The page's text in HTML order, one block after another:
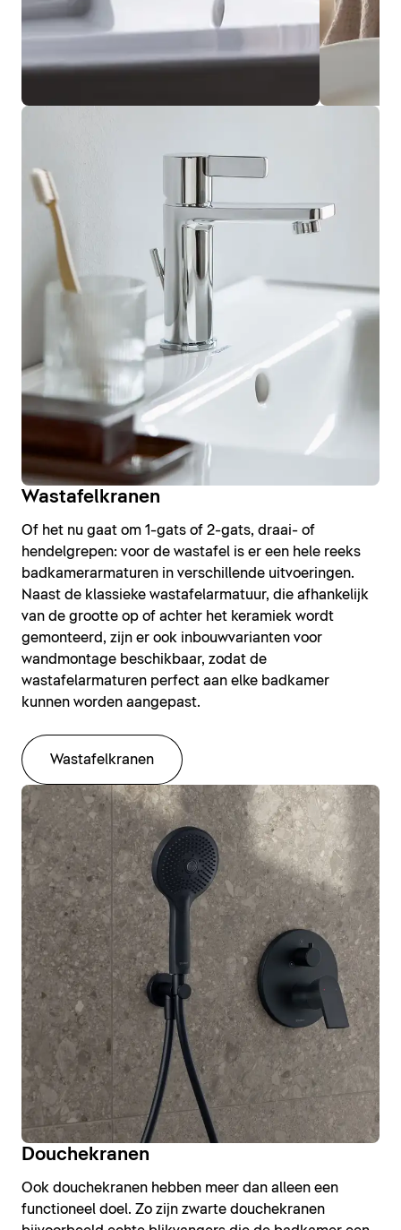
Wastafelkranen
Of het nu gaat om 1-gats of 2-gats, draai- of
hendelgrepen: voor de wastafel is er een hele reeks
badkamerarmaturen in verschillende uitvoeringen.
Naast de klassieke wastafelarmatuur, die afhankelijk
van de grootte op of achter het keramiek wordt
gemonteerd, zijn er ook inbouwvarianten voor
wandmontage beschikbaar, zodat de
wastafelarmaturen perfect aan elke badkamer
kunnen worden aangepast.
Wastafelkranen
Douchekranen
Ook douchekranen hebben meer dan alleen een
functioneel doel. Zo zijn zwarte douchekranen